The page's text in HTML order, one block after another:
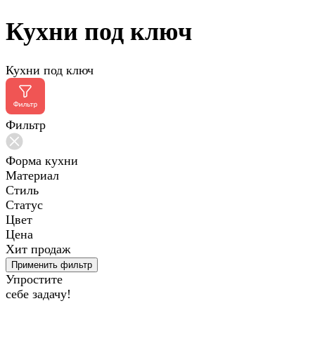
Кухни под ключ
Кухни под ключ
Фильтр
Форма кухни
Материал
Стиль
Статус
Цвет
Цена
Хит продаж
Применить фильтр
Упростите
себе задачу!